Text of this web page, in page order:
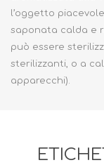
l’oggetto
saponata calda e
può essere
sterilizzanti, o a
apparecchi).